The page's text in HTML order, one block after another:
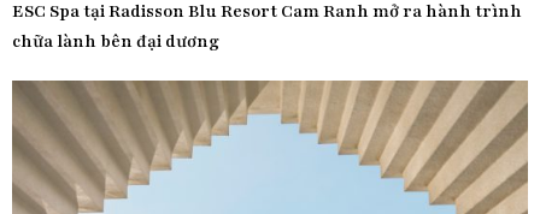
ESC Spa tại Radisson Blu Resort Cam Ranh mở ra hành trình
chữa lành bên đại dương